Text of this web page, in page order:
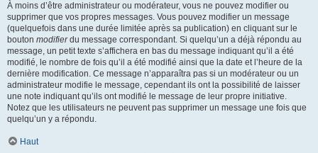
À moins d’être administrateur ou modérateur, vous ne pouvez modifier ou
supprimer que vos propres messages. Vous pouvez modifier un message
(quelquefois dans une durée limitée après sa publication) en cliquant sur le
bouton modifierdu message correspondant. Si quelqu’un a déjà répondu au
message, un petit texte s’affichera en bas du message indiquant qu’il a été
modifié, le nombre de fois qu’il a été modifié ainsi que la date et l’heure de la
dernière modification. Ce message n’apparaîtra pas si un modérateur ou un
administrateur modifie le message, cependant ils ont la possibilité de laisser
une note indiquant qu’ils ont modifié le message de leur propre initiative.
Notez que les utilisateurs ne peuvent pas supprimer un message une fois que
quelqu’un y a répondu.
Haut